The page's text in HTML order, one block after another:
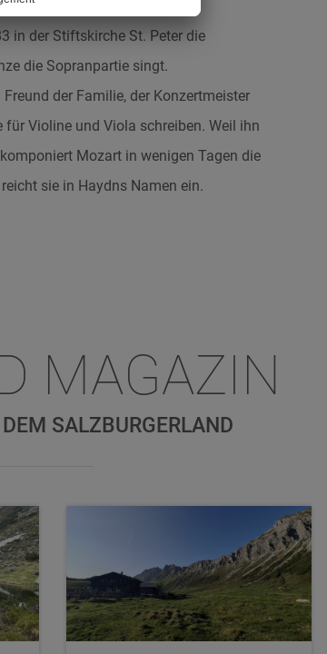
in der Stiftskirche St. Peter die
die Sopranpartie singt.
der Familie, der Konzertmeister
Violine und Viola schreiben. Weil ihn
Mozart in wenigen Tagen die
sie in Haydns Namen ein.
MAGAZIN
SALZBURGERLAND